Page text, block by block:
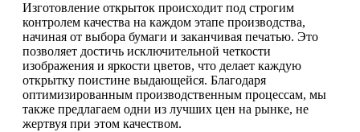
Изготовление открыток происходит под строгим
контролем качества на каждом этапе производства,
начиная от выбора бумаги и заканчивая печатью. Это
позволяет достичь исключительной четкости
изображения и яркости цветов, что делает каждую
открытку поистине выдающейся. Благодаря
оптимизированным производственным процессам, мы
также предлагаем одни из лучших цен на рынке, не
жертвуя при этом качеством.